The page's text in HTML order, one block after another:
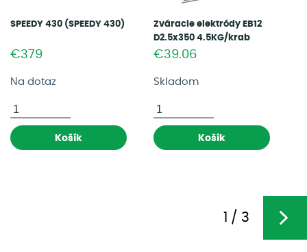
SPEEDY 430 (SPEEDY 430)
€379
Na dotaz
Košík
Zváracie elektródy EB12
D2.5x350 4.5KG/krab
(OK55.00 D2.5)
€39.06
Skladom
Košík
1 / 3